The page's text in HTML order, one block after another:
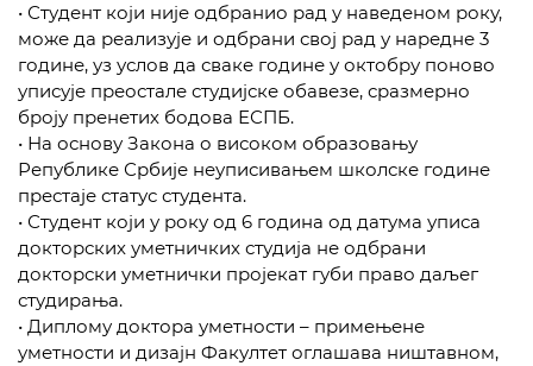
• Студент који није одбранио рад у наведеном року,
може да реализује и одбрани свој рад у наредне 3
године, уз услов да сваке године у октобру поново
уписује преостале студијске обавезе, сразмерно
броју пренетих бодова ЕСПБ.
• На основу Закона о високом образовању
Републике Србије неуписивањем школске године
престаје статус студента.
• Студент који у року од 6 година од датума уписа
докторских уметничких студија не одбрани
докторски уметнички пројекат губи право даљег
студирања.
• Диплому доктора уметности – примењене
уметности и дизајн Факултет оглашава ништавном,